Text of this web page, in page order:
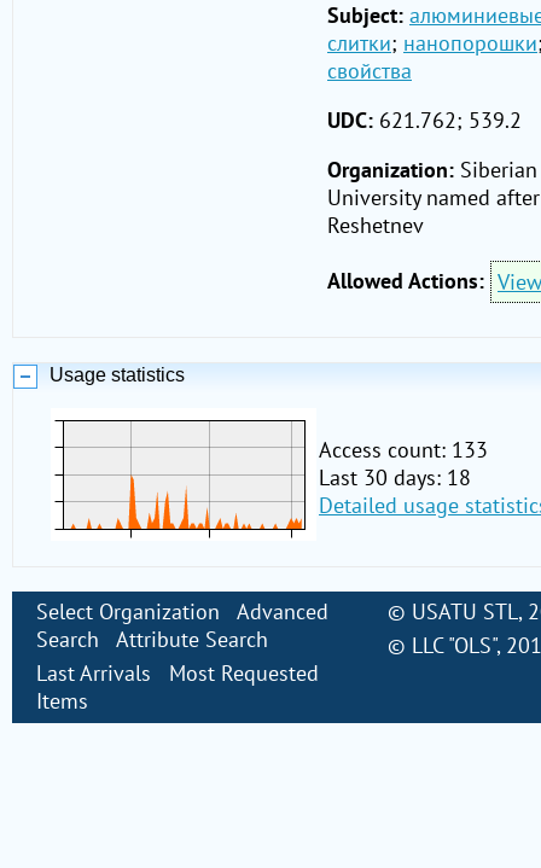
Subject:
слитки; нанопорошки
свойства
UDC: 621.762; 539.2
Organization:
University named
Reshetnev
Allowed Actions: View
Usage statistics
Access count: 133
Last 30 days: 18
Detailed usage
Select Organization
Advanced
Search
Attribute Search
Last Arrivals
Most Requested
Items
© USATU STL,
© LLC "OLS",